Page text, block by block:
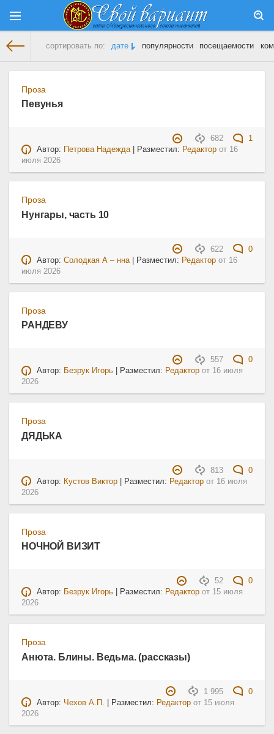
сортировать по: дате популярности посещаемости
Проза
Певунья
682
1
Автор:
Петрова Надежда| Разместил: Редактор от 16
июля 2026
Проза
Нунгары, часть 10
622
0
Автор:Солодкая А – нна| Разместил: Редактор от 16
июля 2026
Проза
РАНДЕВУ
557
0
Автор: Безрук Игорь | Разместил: Редактор от 16 июля
2026
Проза
ДЯДЬКА
813
0
Автор: Кустов Виктор | Разместил: Редактор от 16 июля
2026
Проза
НОЧНОЙ ВИЗИТ
52
0
Автор: Безрук Игорь | Разместил: Редактор от 15 июля
2026
Проза
Анюта. Блины. Ведьма. (рассказы)
1 995
0
Автор: Чехов А.П. | Разместил: Редактор от 15 июля
2026